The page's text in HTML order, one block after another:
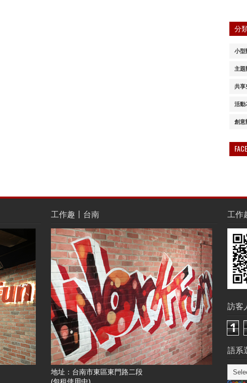
分
小型
主題
共享
活動
創意
工作趣〡台南
地址：台南市東區東門路二段
工作
訪客
1
語系